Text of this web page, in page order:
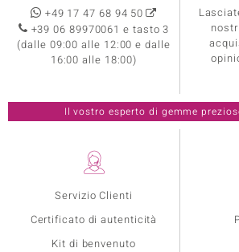
Servizio Clienti
Certificato di autenticità
Kit di benvenuto
+49 17 47 68 94 50
+39 06 89970061 e tasto 3
(dalle 09:00 alle 12:00 e dalle
16:00 alle 18:00)
Il vostro esperto di gemme